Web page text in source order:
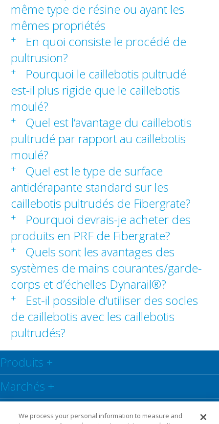
même type de résine ou ayant les
mêmes propriétés
+
En quoi consiste le procédé de
pultrusion?
+
Pourquoi le caillebotis pultrudé
est-il plus rigide que le caillebotis
moulé?
+
Quel est l’avantage du caillebotis
pultrudé par rapport au caillebotis
moulé?
+
Quel est le type de surface
antidérapante standard sur les
caillebotis pultrudés de Fibergrate?
+
Pourquoi devrais-je acheter des
produits en PRF de Fibergrate?
+
Quels sont les avantages des
systèmes de mains courantes/garde-
corps et d’échelles Dynarail®?
+
Est-il possible d’utiliser des socles
de caillebotis avec les caillebotis
pultrudés?
Produits +
Marchés +
Centre de ressources
We process your personal information to measure and